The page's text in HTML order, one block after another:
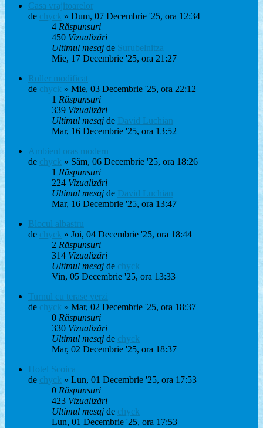
Casa vrajitoarelor
de chyck » Dum, 07 Decembrie '25, ora 12:34
4 Răspunsuri
450 Vizualizări
Ultimul mesaj de Surubelnitza
Mie, 17 Decembrie '25, ora 21:27
Roller modificat
de chyck » Mie, 03 Decembrie '25, ora 22:12
1 Răspunsuri
339 Vizualizări
Ultimul mesaj de David Luchian
Mar, 16 Decembrie '25, ora 13:52
Ambient oras modern
de chyck » Sâm, 06 Decembrie '25, ora 18:26
1 Răspunsuri
224 Vizualizări
Ultimul mesaj de David Luchian
Mar, 16 Decembrie '25, ora 13:47
Blocul albastru
de chyck » Joi, 04 Decembrie '25, ora 18:44
2 Răspunsuri
314 Vizualizări
Ultimul mesaj de chyck
Vin, 05 Decembrie '25, ora 13:33
Turnul cu terase verzi
de chyck » Mar, 02 Decembrie '25, ora 18:37
0 Răspunsuri
330 Vizualizări
Ultimul mesaj de chyck
Mar, 02 Decembrie '25, ora 18:37
Hotel Scoica
de chyck » Lun, 01 Decembrie '25, ora 17:53
0 Răspunsuri
423 Vizualizări
Ultimul mesaj de chyck
Lun, 01 Decembrie '25, ora 17:53